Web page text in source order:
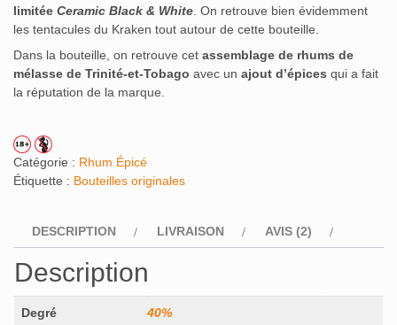
limitée Ceramic Black & White . On retrouve bien évidemment
les tentacules du Kraken tout autour de cette bouteille.
Dans la bouteille, on retrouve cet assemblage de rhums de
mélasse de Trinité-et-Tobago avec un ajout d’épices qui a fait
la réputation de la marque.
Catégorie : Rhum Épicé
Étiquette : Bouteilles originales
DESCRIPTION LIVRAISON AVIS (2)
Description
Degré 40%